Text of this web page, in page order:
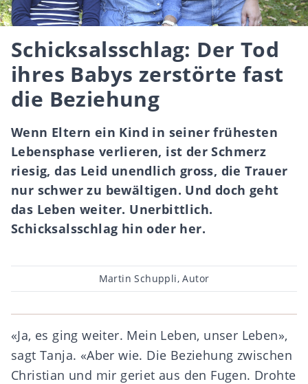
Schicksalsschlag: Der Tod
ihres Babys zerstörte fast
die Beziehung
Wenn Eltern ein Kind in seiner frühesten
Lebensphase verlieren, ist der Schmerz
riesig, das Leid unendlich gross, die Trauer
nur schwer zu bewältigen. Und doch geht
das Leben weiter. Unerbittlich.
Schicksalsschlag hin oder her.
Beitragsautor
Martin Schuppli, Autor
«Ja, es ging weiter. Mein Leben, unser Leben»,
sagt Tanja. «Aber wie. Die Beziehung zwischen
Christian und mir geriet aus den Fugen. Drohte